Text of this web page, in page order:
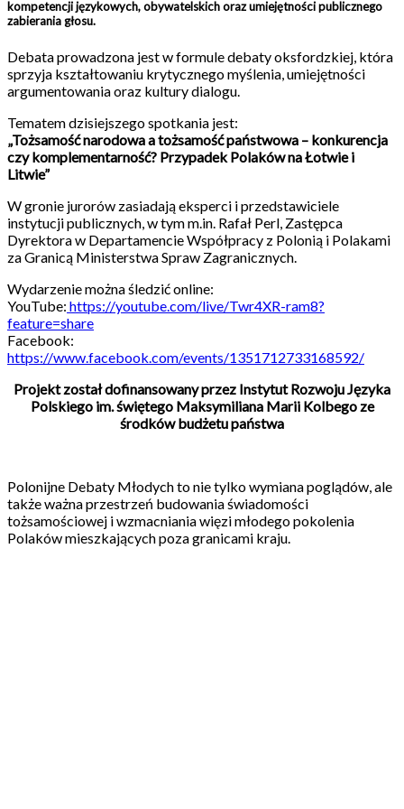
kompetencji językowych, obywatelskich oraz umiejętności publicznego
zabierania głosu.
Debata prowadzona jest w formule debaty oksfordzkiej, która
sprzyja kształtowaniu krytycznego myślenia, umiejętności
argumentowania oraz kultury dialogu.
Tematem dzisiejszego spotkania jest:
„Tożsamość narodowa a tożsamość państwowa – konkurencja
czy komplementarność? Przypadek Polaków na Łotwie i
Litwie”
W gronie jurorów zasiadają eksperci i przedstawiciele
instytucji publicznych, w tym m.in. Rafał Perl, Zastępca
Dyrektora w Departamencie Współpracy z Polonią i Polakami
za Granicą Ministerstwa Spraw Zagranicznych.
Wydarzenie można śledzić online:
YouTube: https://youtube.com/live/Twr4XR-ram8?
feature=share
Facebook:
https://www.facebook.com/events/1351712733168592/
Projekt został dofinansowany przez Instytut Rozwoju Języka
Polskiego im. świętego Maksymiliana Marii Kolbego ze
środków budżetu państwa
Polonijne Debaty Młodych to nie tylko wymiana poglądów, ale
także ważna przestrzeń budowania świadomości
tożsamościowej i wzmacniania więzi młodego pokolenia
Polaków mieszkających poza granicami kraju.